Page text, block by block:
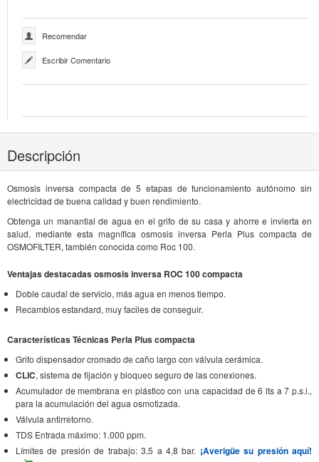
Recomendar
Escribir Comentario
Descripción
Osmosis inversa compacta de 5 etapas de funcionamiento autónomo sin
electricidad de buena calidad y buen rendimiento.
Obtenga un manantial de agua en el grifo de su casa y ahorre e invierta en
salud, mediante esta magnífica osmosis inversa Perla Plus compacta de
OSMOFILTER, también conocida como Roc 100.
Ventajas destacadas osmosis inversa ROC 100 compacta
Doble caudal de servicio, más agua en menos tiempo.
Recambios estandard, muy faciles de conseguir.
Características Técnicas Perla Plus compacta
Grifo dispensador cromado de caño largo con válvula cerámica.
CLIC, sistema de fijación y bloqueo seguro de las conexiones.
Acumulador de membrana en plástico con una capacidad de 6 lts a 7 p.s.i.,
para la acumulación del agua osmotizada.
Válvula antirretorno.
TDS Entrada máximo: 1.000 ppm.
Límites de presión de trabajo: 3,5 a 4,8 bar. ¡Averigüe su presión aquí!